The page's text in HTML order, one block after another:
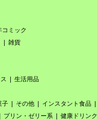
コミック
雑貨
生活用品
子 その他 インスタント食品
プリン・ゼリー系 健康ドリンク